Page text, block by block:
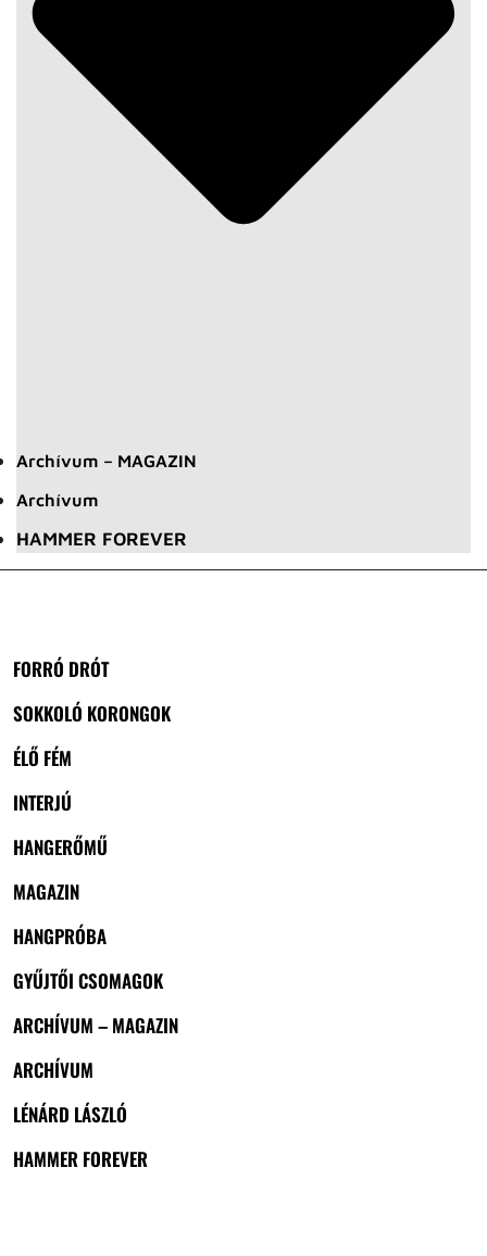
Archívum – MAGAZIN
Archívum
HAMMER FOREVER
FORRÓ DRÓT
SOKKOLÓ KORONGOK
ÉLŐ FÉM
INTERJÚ
HANGERŐMŰ
MAGAZIN
HANGPRÓBA
GYŰJTŐI CSOMAGOK
ARCHÍVUM – MAGAZIN
ARCHÍVUM
LÉNÁRD LÁSZLÓ
HAMMER FOREVER